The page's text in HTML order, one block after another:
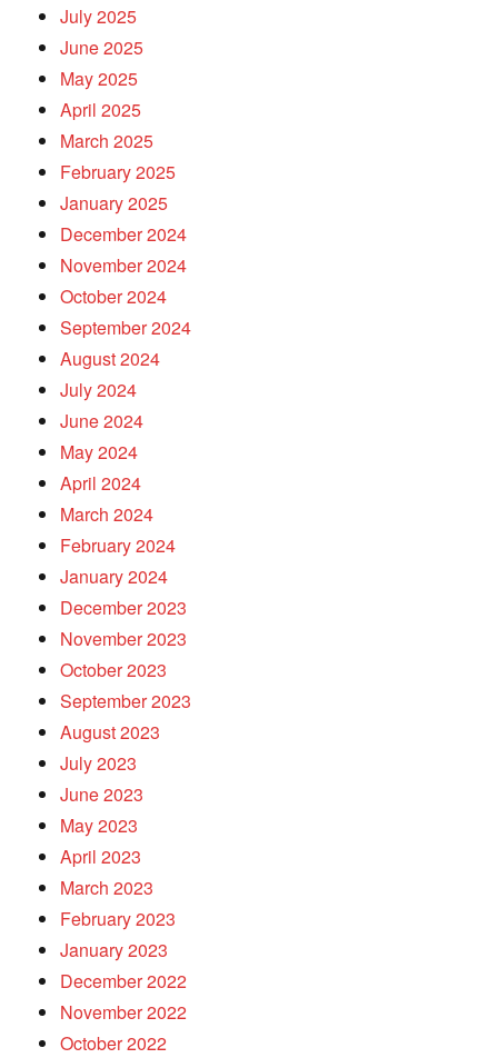
July 2025
June 2025
May 2025
April 2025
March 2025
February 2025
January 2025
December 2024
November 2024
October 2024
September 2024
August 2024
July 2024
June 2024
May 2024
April 2024
March 2024
February 2024
January 2024
December 2023
November 2023
October 2023
September 2023
August 2023
July 2023
June 2023
May 2023
April 2023
March 2023
February 2023
January 2023
December 2022
November 2022
October 2022